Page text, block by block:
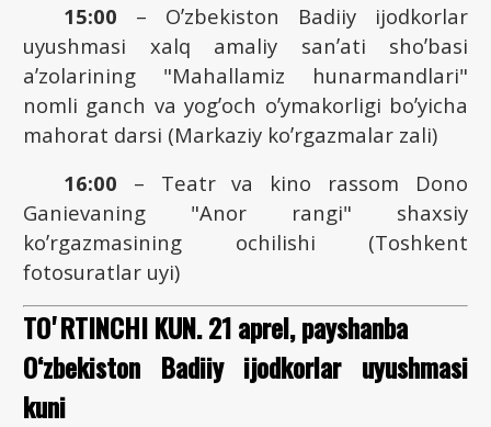
15:00 – Oʼzbekiston Badiiy ijodkorlar
uyushmasi xalq amaliy sanʼati shoʼbasi
aʼzolarining "Mahallamiz hunarmandlari"
nomli ganch va yogʼoch oʼymakorligi boʼyicha
mahorat darsi (Markaziy koʼrgazmalar zali)
16:00 – Teatr va kino rassom Dono
Ganievaning "Аnor rangi" shaxsiy
koʼrgazmasining ochilishi (Toshkent
fotosuratlar uyi)
TOʼRTINCHI KUN. 21 aprel, payshanba
O‘zbekiston Badiiy ijodkorlar uyushmasi
kuni